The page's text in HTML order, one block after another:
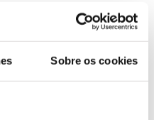
Sobre os cookies
restyling teve
uma linha
de instrumentos
em veludo,